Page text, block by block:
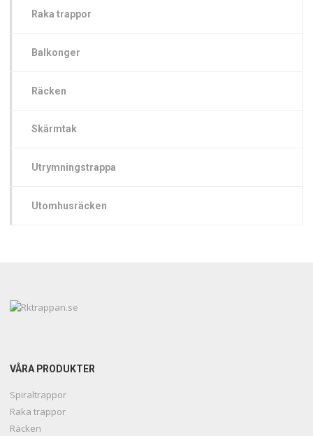
Raka trappor
Balkonger
Räcken
Skärmtak
Utrymningstrappa
Utomhusräcken
VÅRA PRODUKTER
Spiraltrappor
Raka trappor
Räcken